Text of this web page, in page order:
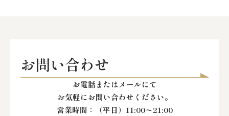
お問い合わせ
お電話またはメールにて
お気軽にお問い合わせください。
営業時間：
（平日）11:00〜21:00